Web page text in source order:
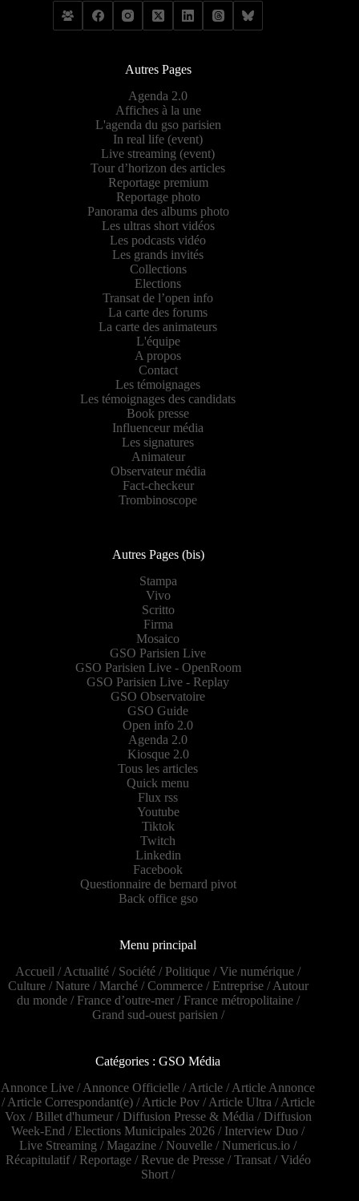
Autres Pages
Agenda 2.0
Affiches à la une
L'agenda du gso parisien
In real life (event)
Live streaming (event)
Tour d’horizon des articles
Reportage premium
Reportage photo
Panorama des albums photo
Les ultras short vidéos
Les podcasts vidéo
Les grands invités
Collections
Elections
Transat de l’open info
La carte des forums
La carte des animateurs
L'équipe
A propos
Contact
Les témoignages
Les témoignages des candidats
Book presse
Influenceur média
Les signatures
Animateur
Observateur média
Fact-checkeur
Trombinoscope
Autres Pages (bis)
Stampa
Vivo
Scritto
Firma
Mosaico
GSO Parisien Live
GSO Parisien Live - OpenRoom
GSO Parisien Live - Replay
GSO Observatoire
GSO Guide
Open info 2.0
Agenda 2.0
Kiosque 2.0
Tous les articles
Quick menu
Flux rss
Youtube
Tiktok
Twitch
Linkedin
Facebook
Questionnaire de bernard pivot
Back office gso
Menu principal
Accueil /Actualité / Société / Politique /Vie numérique /
Culture/ Nature/ Marché/Commerce/ Entreprise/Autour
du monde/ France d’outre-mer/ France métropolitaine/
Grand sud-ouest parisien /
Catégories : GSO Média
Annonce Live /Annonce Officielle /Article /Article Annonce
/Article Correspondant(e)/Article Pov/Article Ultra /Article
Vox / Billet d'humeur/ Diffusion Presse & Média / Diffusion
Week-End / Elections Municipales 2026 / Interview Duo /
Live Streaming / Magazine / Nouvelle / Numericus.io /
Récapitulatif/ Reportage/ Revue de Presse/Transat/Vidéo
Short /